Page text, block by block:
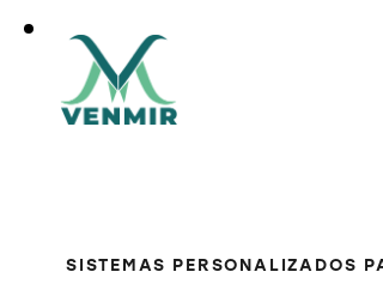
SISTEMAS PERSONALIZADOS